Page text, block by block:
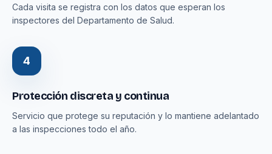
Cada visita se registra con los datos que esperan los
inspectores del Departamento de Salud.
4
Protección discreta y continua
Servicio que protege su reputación y lo mantiene adelantado
a las inspecciones todo el año.